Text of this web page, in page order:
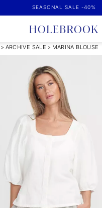
SEASONAL SALE -40%
> ARCHIVE SALE > MARINA BLOUSE